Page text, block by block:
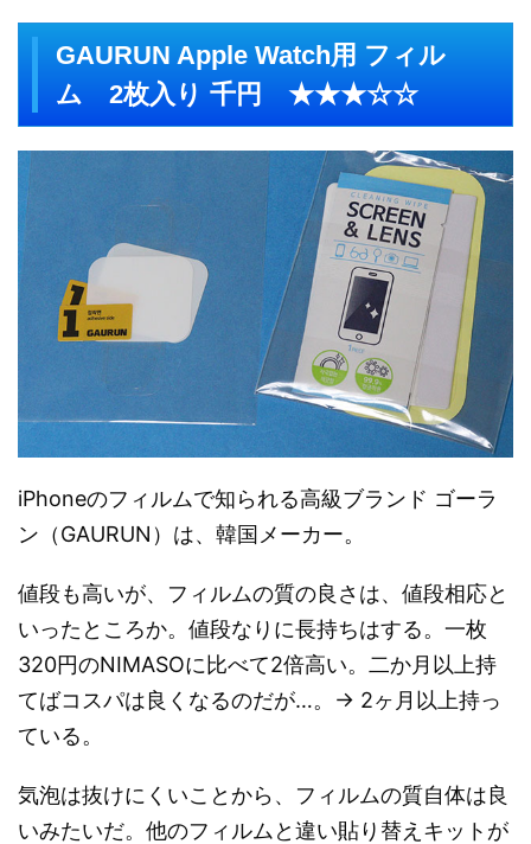
GAURUN Apple Watch用 フィル
ム 2枚入り 千円 ★★★☆☆
iPhoneのフィルムで知られる高級ブランド ゴーラ
ン（GAURUN）は、韓国メーカー。
値段も高いが、フィルムの質の良さは、値段相応と
いったところか。値段なりに長持ちはする。一枚
320円のNIMASOに比べて2倍高い。二か月以上持
てばコスパは良くなるのだが…。→ 2ヶ月以上持っ
ている。
気泡は抜けにくいことから、フィルムの質自体は良
いみたいだ。他のフィルムと違い貼り替えキットが